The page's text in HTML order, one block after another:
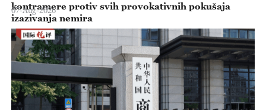
kontramere protiv svih provokativnih pokušaja
izazivanja nemira
07-Aug-2026